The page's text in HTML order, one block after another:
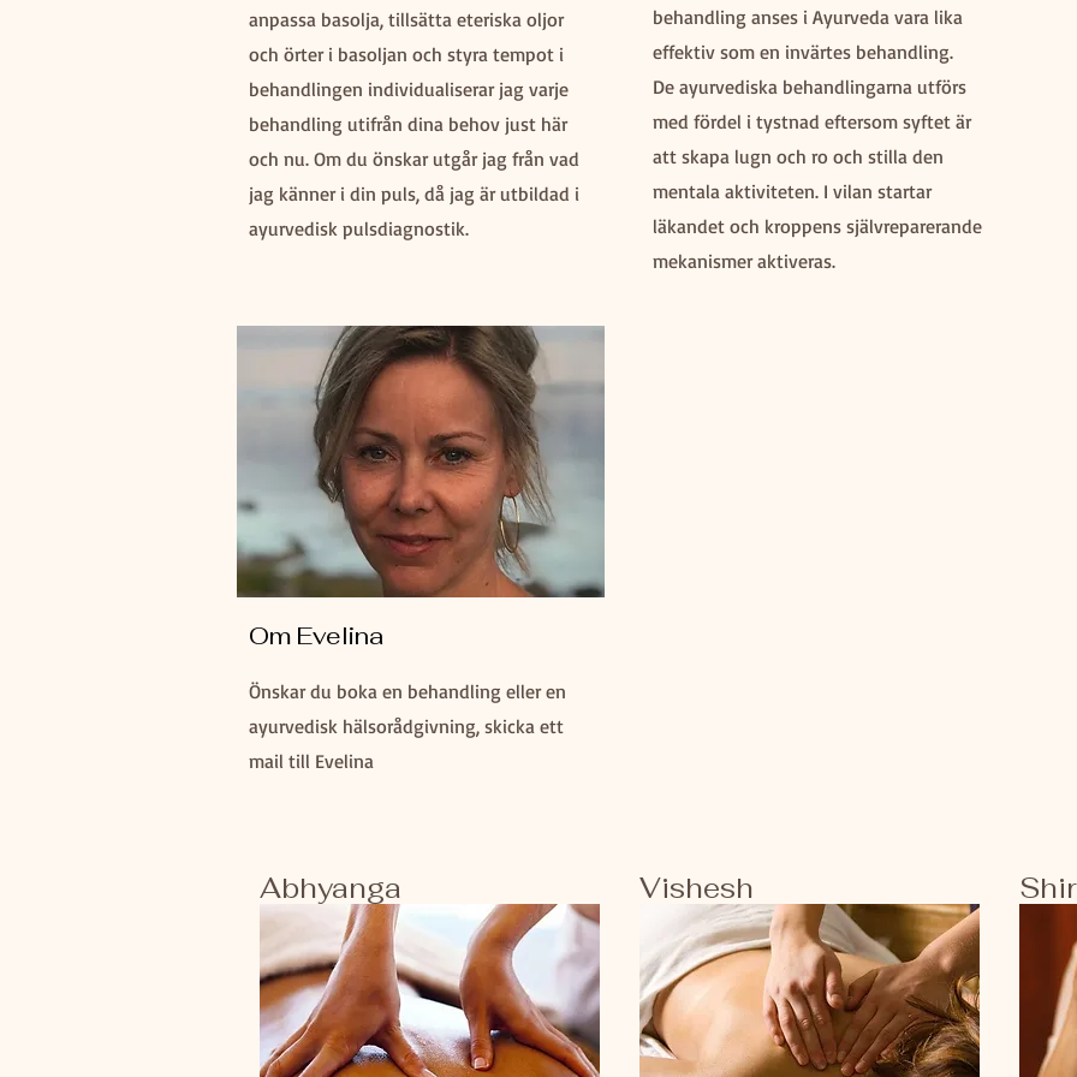
anpassa basolja, tillsätta eteriska oljor
och örter i basoljan och styra tempot i
behandlingen individualiserar jag varje
behandling utifrån dina behov just här
och nu. Om du önskar utgår jag från vad
jag känner i din puls, då jag är utbildad i
ayurvedisk pulsdiagnostik.
behandling anses i Ayurveda vara lika
effektiv som en invärtes behandling.
De ayurvediska behandlingarna utförs
med fördel i tystnad eftersom syftet är
att skapa lugn och ro och stilla den
mentala aktiviteten. I vilan startar
läkandet och kroppens självreparerande
mekanismer aktiveras.
Om Evelina
Önskar du boka en behandling eller en
ayurvedisk hälsorådgivning, skicka ett
mail till Evelina
Abhyanga Vishesh